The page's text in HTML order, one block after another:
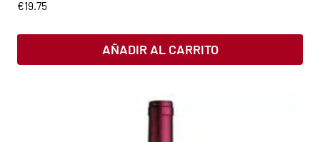
€19.75
AÑADIR AL CARRITO